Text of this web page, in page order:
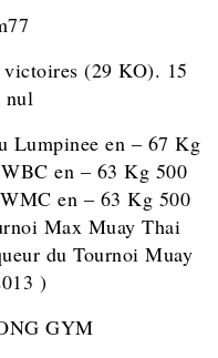
victoires (29 KO). 15
nul
Lumpinee en – 67 Kg
en – 63 Kg 500
en – 63 Kg 500
Max Muay Thai
du Tournoi Muay
)
GYM